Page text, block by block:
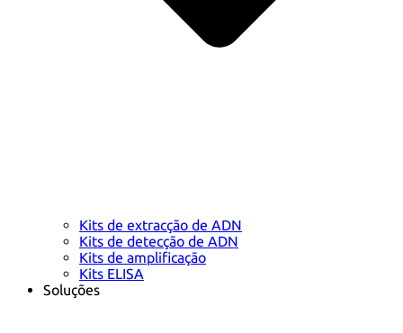
Kits de extracção de ADN
Kits de detecção de ADN
Kits de amplificação
Kits ELISA
Soluções